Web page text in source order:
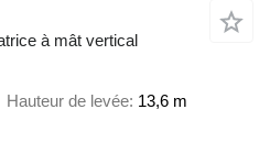
à mât vertical
Hauteur de levée 13,6 m